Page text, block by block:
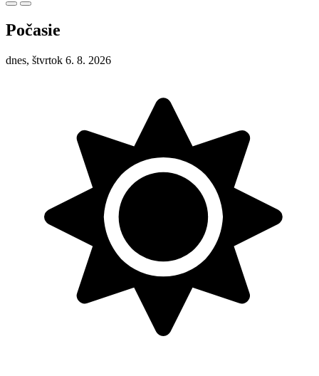
Počasie
dnes, štvrtok 6. 8. 2026